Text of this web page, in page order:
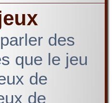
des
que le jeu
de
de